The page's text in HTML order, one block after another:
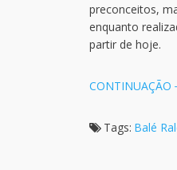
preconceitos,
enquanto
partir de hoje.
CONTINUAÇÃO
Tags: Balé